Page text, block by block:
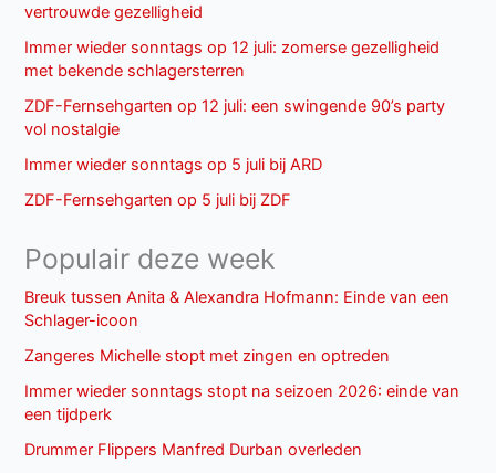
vertrouwde gezelligheid
Immer wieder sonntags op 12 juli: zomerse gezelligheid
met bekende schlagersterren
ZDF-Fernsehgarten op 12 juli: een swingende 90’s party
vol nostalgie
Immer wieder sonntags op 5 juli bij ARD
ZDF-Fernsehgarten op 5 juli bij ZDF
Populair deze week
Breuk tussen Anita & Alexandra Hofmann: Einde van een
Schlager-icoon
Zangeres Michelle stopt met zingen en optreden
Immer wieder sonntags stopt na seizoen 2026: einde van
een tijdperk
Drummer Flippers Manfred Durban overleden